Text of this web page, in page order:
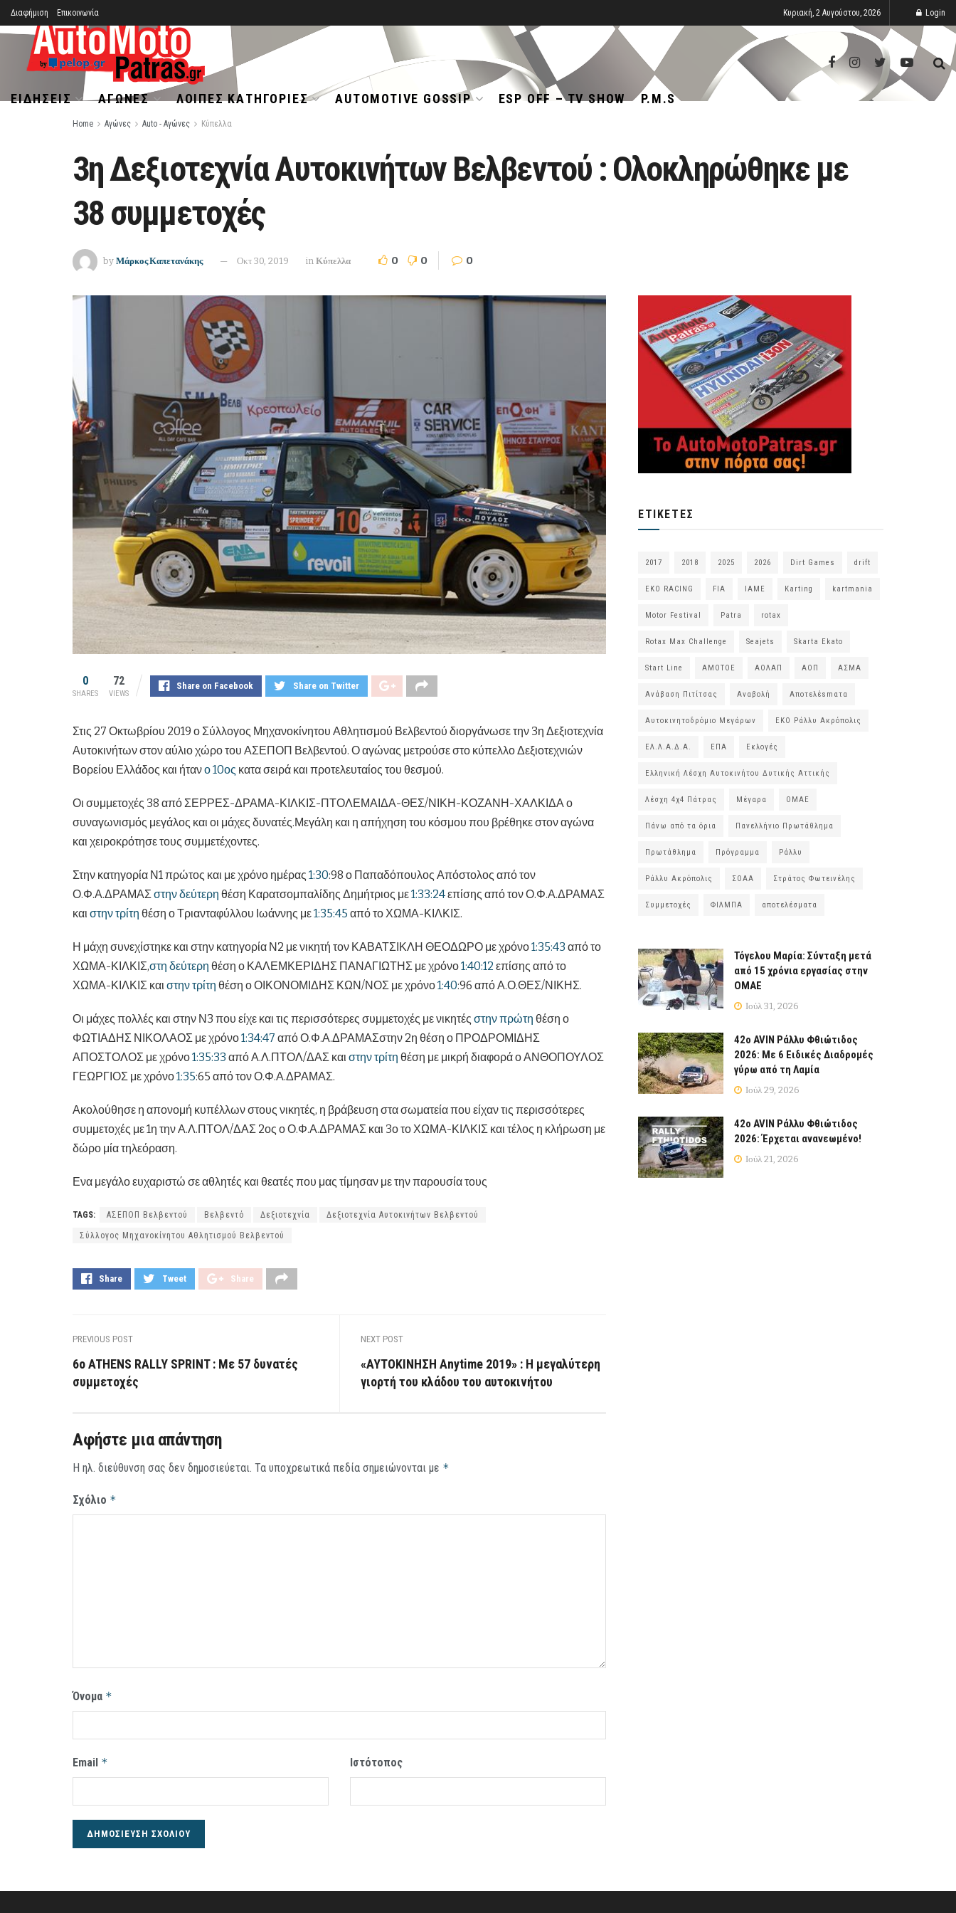
Διαφήμιση Επικοινωνία Κυριακή, 2 Αυγούστου, 2026 Login
ΕΙΔΉΣΕΙΣ ΑΓΏΝΕΣ ΛΟΙΠΈΣ ΚΑΤΗΓΟΡΊΕΣ AUTOMOTIVE GOSSIP ESP OFF – TV SHOW P.M.S
Home Αγώνες Auto - Αγώνες Κύπελλα
3η Δεξιοτεχνία Αυτοκινήτων Βελβεντού : Ολοκληρώθηκε με
38 συμμετοχές
by Μάρκος Καπετανάκης Οκτ 30, 2019 in Κύπελλα 0 0 0
0
SHARES
72
VIEWS
Share on Facebook Share on Twitter
Στις 27 Οκτωβρίου 2019 ο Σύλλογος Μηχανοκίνητου Αθλητισμού Βελβεντού διοργάνωσε την 3η Δεξιοτεχνία
Αυτοκινήτων στον αύλιο χώρο του ΑΣΕΠΟΠ Βελβεντού. Ο αγώνας μετρούσε στο κύπελλο Δεξιοτεχνιών
Βορείου Ελλάδος και ήτανο 10ος κατα σειρά και προτελευταίος του θεσμού.
Οι συμμετοχές 38 από ΣΕΡΡΕΣ-ΔΡΑΜΑ-ΚΙΛΚΙΣ-ΠΤΟΛΕΜΑΙΔΑ-ΘΕΣ/ΝΙΚΗ-ΚΟΖΑΝΗ-ΧΑΛΚΙΔΑ ο
συναγωνισμός μεγάλος και οι μάχες δυνατές.Μεγάλη και η απήχηση του κόσμου που βρέθηκε στον αγώνα
και χειροκρότησε τους συμμετέχοντες.
Στην κατηγορία Ν1 πρώτος και με χρόνο ημέρας 1:30:98 ο Παπαδόπουλος Απόστολος από τον
Ο.Φ.Α.ΔΡΑΜΑΣστην δεύτερη θέση Καρατσομπαλίδης Δημήτριος με1:33:24επίσης από τον Ο.Φ.Α.ΔΡΑΜΑΣ
και στην τρίτη θέση ο Τριανταφύλλου Ιωάννης με1:35:45 από το ΧΩΜΑ-ΚΙΛΚΙΣ.
Η μάχη συνεχίστηκε και στην κατηγορία Ν2 με νικητή τον ΚΑΒΑΤΣΙΚΛΗ ΘΕΟΔΩΡΟ με χρόνο1:35:43 από το
ΧΩΜΑ-ΚΙΛΚΙΣ,στη δεύτερη θέση ο ΚΑΛΕΜΚΕΡΙΔΗΣ ΠΑΝΑΓΙΩΤΗΣ με χρόνο1:40:12 επίσης από το
ΧΩΜΑ-ΚΙΛΚΙΣ και στην τρίτη θέση ο ΟΙΚΟΝΟΜΙΔΗΣ ΚΩΝ/ΝΟΣ με χρόνο1:40:96 από Α.Ο.ΘΕΣ/ΝΙΚΗΣ.
Οι μάχες πολλές και στην Ν3 που είχε και τις περισσότερες συμμετοχές με νικητές στην πρώτη θέση ο
ΦΩΤΙΑΔΗΣ ΝΙΚΟΛΑΟΣ με χρόνο1:34:47 από Ο.Φ.Α.ΔΡΑΜΑΣστην 2η θέση ο ΠΡΟΔΡΟΜΙΔΗΣ
ΑΠΟΣΤΟΛΟΣ με χρόνο1:35:33 από Α.Λ.ΠΤΟΛ/ΔΑΣ και στην τρίτη θέση με μικρή διαφορά ο ΑΝΘΟΠΟΥΛΟΣ
ΓΕΩΡΓΙΟΣ με χρόνο1:35:65 από τον Ο.Φ.Α.ΔΡΑΜΑΣ.
Ακολούθησε η απονομή κυπέλλων στους νικητές, η βράβευση στα σωματεία που είχαν τις περισσότερες
συμμετοχές με 1η την Α.Λ.ΠΤΟΛ/ΔΑΣ 2ος ο Ο.Φ.Α.ΔΡΑΜΑΣ και 3ο το ΧΩΜΑ-ΚΙΛΚΙΣ και τέλος η κλήρωση με
δώρο μία τηλεόραση.
Ενα μεγάλο ευχαριστώ σε αθλητές και θεατές που μας τίμησαν με την παρουσία τους
TAGS: ΑΣΕΠΟΠ Βελβεντού Βελβεντό Δεξιοτεχνία Δεξιοτεχνία Αυτοκινήτων Βελβεντού
Σύλλογος Μηχανοκίνητου Αθλητισμού Βελβεντού
Share Tweet Share
PREVIOUS POST
6o ATHENS RALLY SPRINT : Με 57 δυνατές
συμμετοχές
NEXT POST
«ΑΥΤΟΚΙΝΗΣΗ Anytime 2019» : Η μεγαλύτερη
γιορτή του κλάδου του αυτοκινήτου
Αφήστε μια απάντηση
Η ηλ. διεύθυνση σας δεν δημοσιεύεται. Τα υποχρεωτικά πεδία σημειώνονται με *
Σχόλιο *
Όνομα *
Email * Ιστότοπος
ΕΤΙΚΈΤΕΣ
2017 2018 2025 2026 Dirt Games drift
EKO RACING FIA IAME Karting kartmania
Motor Festival Patra rotax
Rotax Max Challenge Seajets Skarta Ekato
Start Line ΑΜΟΤΟΕ ΑΟΛΑΠ ΑΟΠ ΑΣΜΑ
Ανάβαση Πιτίτσας Αναβολή Αποτελέsmατα
Αυτοκινητοδρόμιο Μεγάρων ΕΚΟ Ράλλυ Ακρόπολις
ΕΛ.Λ.Α.Δ.Α. ΕΠΑ Εκλογές
Ελληνική Λέσχη Αυτοκινήτου Δυτικής Αττικής
Λέσχη 4χ4 Πάτρας Μέγαρα ΟΜΑΕ
Πάνω από τα όρια Πανελλήνιο Πρωτάθλημα
Πρωτάθλημα Πρόγραμμα Ράλλυ
Ράλλυ Ακρόπολις ΣΟΑΑ Στράτος Φωτεινέλης
Συμμετοχές ΦΙΛΜΠΑ αποτελέσματα
Τόγελου Μαρία: Σύνταξη μετά
από 15 χρόνια εργασίας στην
ΟΜΑΕ
Ιούλ 31, 2026
42ο AVIN Ράλλυ Φθιώτιδος
2026: Με 6 Ειδικές Διαδρομές
γύρω από τη Λαμία
Ιούλ 29, 2026
42ο AVIN Ράλλυ Φθιώτιδος
2026: Έρχεται ανανεωμένο!
Ιούλ 21, 2026